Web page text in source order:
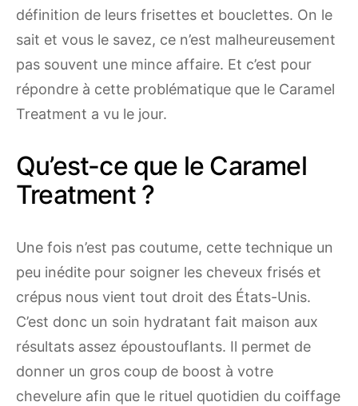
définition de leurs frisettes et bouclettes. On le
sait et vous le savez, ce n’est malheureusement
pas souvent une mince affaire. Et c’est pour
répondre à cette problématique que le Caramel
Treatment a vu le jour.
Qu’est-ce que le Caramel
Treatment ?
Une fois n’est pas coutume, cette technique un
peu inédite pour soigner les cheveux frisés et
crépus nous vient tout droit des États-Unis.
C’est donc un soin hydratant fait maison aux
résultats assez époustouflants. Il permet de
donner un gros coup de boost à votre
chevelure afin que le rituel quotidien du coiffage